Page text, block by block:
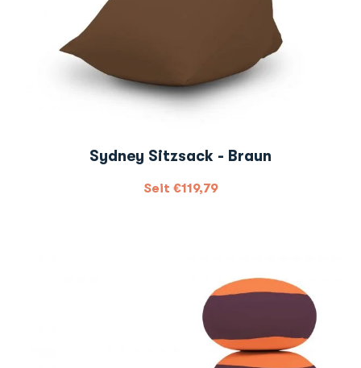
Sydney Sitzsack - Braun
Seit €119,79